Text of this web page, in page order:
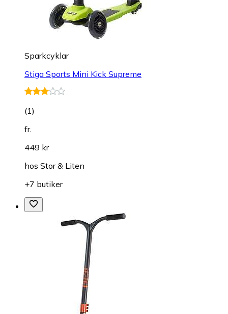
Sparkcyklar
Stiga Sports Mini Kick Supreme
(1)
fr.
449 kr
hos Stor & Liten
+7 butiker